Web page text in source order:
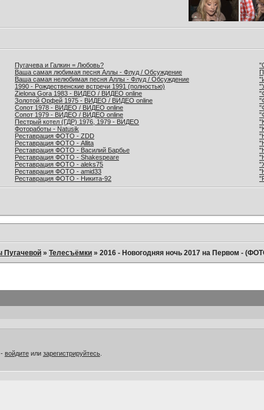
Пугачева и Галкин = Любовь?
Ваша самая любимая песня Аллы - Флуд / Обсуждение
Ваша самая нелюбимая песня Аллы - Флуд / Обсуждение
1990 - Рождественские встречи 1991 (полностью)
Zielona Gora 1983 - ВИДЕО / ВИДЕО online
Золотой Орфей 1975 - ВИДЕО / ВИДЕО online
Сопот 1978 - ВИДЕО / ВИДЕО online
Сопот 1979 - ВИДЕО / ВИДЕО online
Пестрый котел (ГДР) 1976, 1979 - ВИДЕО
Фотоработы - Natusik
Реставрация ФОТО - ZDD
Реставрация ФОТО - Allita
Реставрация ФОТО - Василий Барбье
Реставрация ФОТО - Shakespeare
Реставрация ФОТО - aleks75
Реставрация ФОТО - amid33
Реставрация ФОТО - Никита-92
Пугачевой »Телесъёмки »2016 - Новогодняя ночь 2017 на Первом -
войдитеили зарегистрируйтесь.